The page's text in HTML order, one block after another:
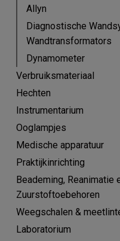
Allyn
Diagnostische
Wandtransformators
Dynamometer
Verbruiksmateriaal
Hechten
Instrumentarium
Ooglampjes
Medische apparatuur
Praktijkinrichting
Beademing, Reanimatie
Zuurstoftoebehoren
Weegschalen &
Laboratorium